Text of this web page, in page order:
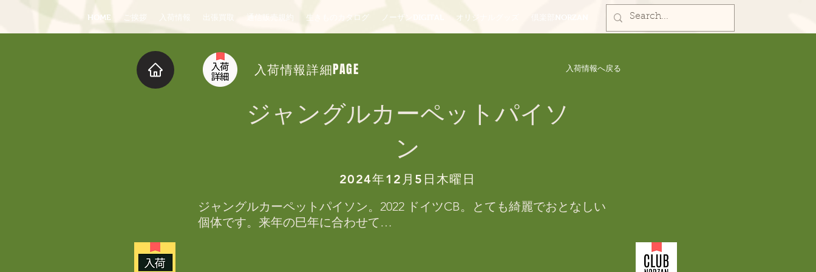
HOME ご挨拶 入荷情報 出張買取 通信販売規約 生きものカタログ ノーザンDIGITAL オリジナルグッズ
入荷情報詳細PAGE 入荷情報へ戻る
ジャングルカーペットパイソ
ン
2024年12月5日木曜日
ジャングルカーペットパイソン。2022 ドイツCB。とても綺麗でおとなしい
個体です。来年の巳年に合わせて